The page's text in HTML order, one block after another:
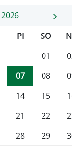
2026
PI SO
01
07 08
14 15
21 22
28 29